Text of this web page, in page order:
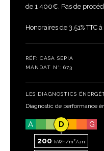
de 1 400€. Pas de
Honoraires de 3,51% TTC
RÉF: CASA SEPIA
MANDAT N°: 673
LES DIAGNOSTICS
Diagnostic de performance
A G
D
200 kWh/m²/an